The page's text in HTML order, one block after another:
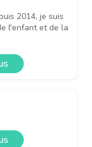
2014, je suis
l'enfant et de la